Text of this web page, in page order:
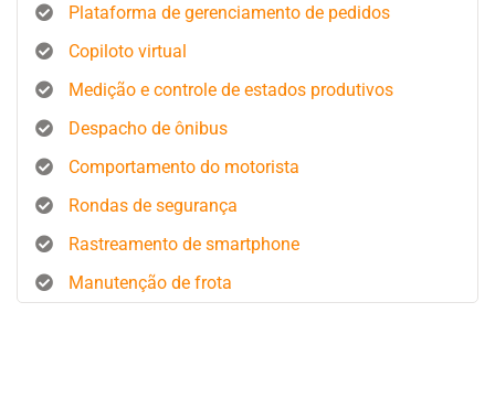
Plataforma de gerenciamento de pedidos
Copiloto virtual
Medição e controle de estados produtivos
Despacho de ônibus
Comportamento do motorista
Rondas de segurança
Rastreamento de smartphone
Manutenção de frota